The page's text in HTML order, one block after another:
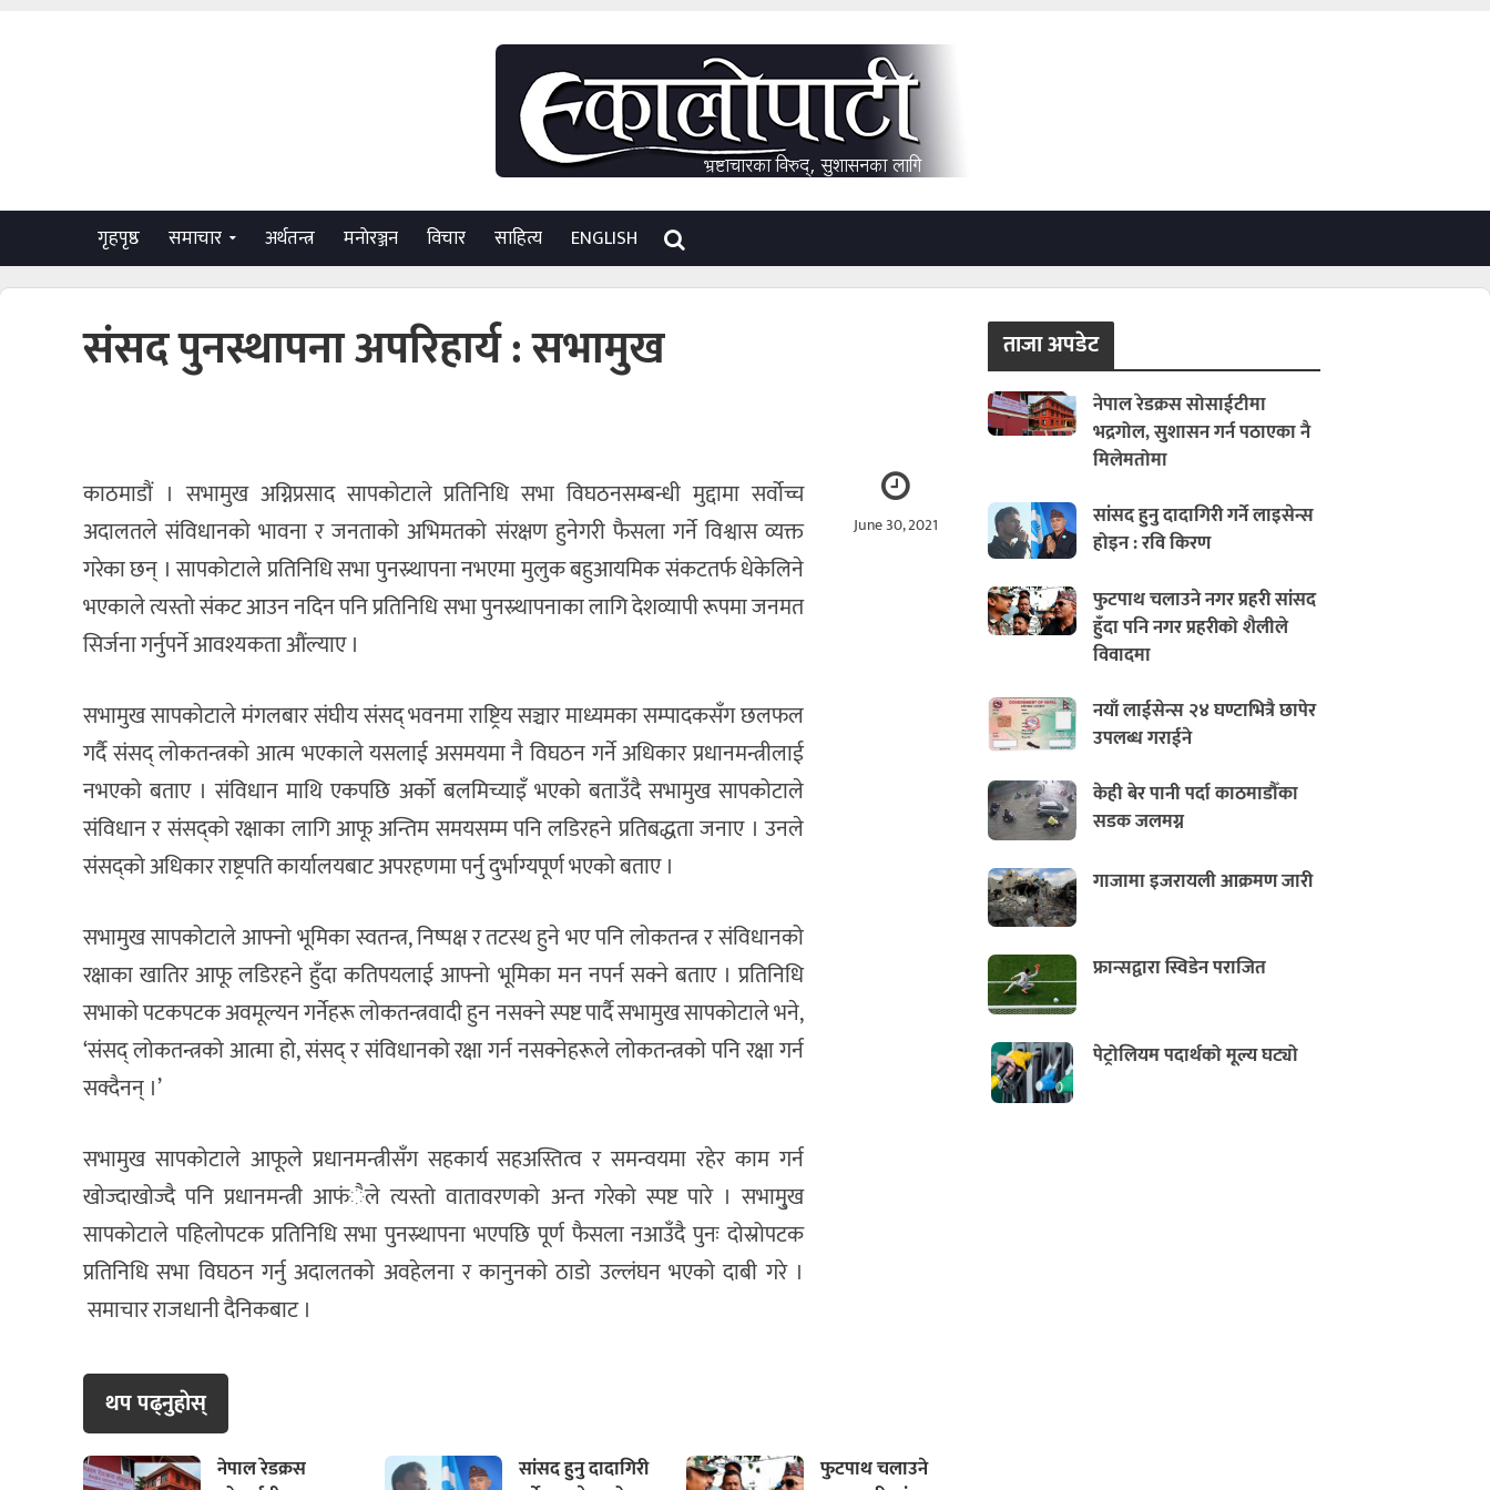
गृहपृष्ठ समाचार अर्थतन्त्र मनाेरञ्जन विचार साहित्य ENGLISH
संसद पुनस्थापना अपरिहार्य : सभामुख
June 30, 2021
काठमाडौं । सभामुख अग्निप्रसाद सापकोटाले प्रतिनिधि सभा विघठनसम्बन्धी मुद्दामा सर्वोच्च
अदालतले संविधानको भावना र जनताको अभिमतको संरक्षण हुनेगरी फैसला गर्ने विश्वास व्यक्त
गरेका छन् । सापकोटाले प्रतिनिधि सभा पुनस्र्थापना नभएमा मुलुक बहुआयमिक संकटतर्फ धेकेलिने
भएकाले त्यस्तो संकट आउन नदिन पनि प्रतिनिधि सभा पुनस्र्थापनाका लागि देशव्यापी रूपमा जनमत
सिर्जना गर्नुपर्ने आवश्यकता औंल्याए ।
सभामुख सापकोटाले मंगलबार संघीय संसद् भवनमा राष्ट्रिय सञ्चार माध्यमका सम्पादकसँग छलफल
गर्दै संसद् लोकतन्त्रको आत्म भएकाले यसलाई असमयमा नै विघठन गर्ने अधिकार प्रधानमन्त्रीलाई
नभएको बताए । संविधान माथि एकपछि अर्को बलमिच्याइँ भएको बताउँदै सभामुख सापकोटाले
संविधान र संसद्को रक्षाका लागि आफू अन्तिम समयसम्म पनि लडिरहने प्रतिबद्धता जनाए । उनले
संसद्को अधिकार राष्ट्रपति कार्यालयबाट अपरहणमा पर्नु दुर्भाग्यपूर्ण भएको बताए ।
सभामुख सापकोटाले आफ्नो भूमिका स्वतन्त्र, निष्पक्ष र तटस्थ हुने भए पनि लोकतन्त्र र संविधानको
रक्षाका खातिर आफू लडिरहने हुँदा कतिपयलाई आफ्नो भूमिका मन नपर्न सक्ने बताए । प्रतिनिधि
सभाको पटकपटक अवमूल्यन गर्नेहरू लोकतन्त्रवादी हुन नसक्ने स्पष्ट पार्दै सभामुख सापकोटाले भने,
‘संसद् लोकतन्त्रको आत्मा हो, संसद् र संविधानको रक्षा गर्न नसक्नेहरूले लोकतन्त्रको पनि रक्षा गर्न
सक्दैनन् ।’
सभामुख सापकोटाले आफूले प्रधानमन्त्रीसँग सहकार्य सहअस्तित्व र समन्वयमा रहेर काम गर्न
खोज्दाखोज्दै पनि प्रधानमन्त्री आफंैले त्यस्तो वातावरणको अन्त गरेको स्पष्ट पारे । सभामु्ख
सापकोटाले पहिलोपटक प्रतिनिधि सभा पुनस्र्थापना भएपछि पूर्ण फैसला नआउँदै पुनः दोस्रोपटक
प्रतिनिधि सभा विघठन गर्नु अदालतको अवहेलना र कानुनको ठाडो उल्लंघन भएको दाबी गरे ।
समाचार राजधानी दैनिकबाट ।
थप पढ्नुहाेस्
नेपाल रेडक्रस
सांसद हुनु दादागिरी
फुटपाथ चलाउने
ताजा अपडेट
नेपाल रेडक्रस सोसाईटीमा
भद्रगोल, सुशासन गर्न पठाएका नै
मिलेमतोमा
सांसद हुनु दादागिरी गर्ने लाइसेन्स
होइन : रवि किरण
फुटपाथ चलाउने नगर प्रहरी सांसद
हुँदा पनि नगर प्रहरीको शैलीले
विवादमा
नयाँ लाईसेन्स २४ घण्टाभित्रै छापेर
उपलब्ध गराईने
केही बेर पानी पर्दा काठमाडौँका
सडक जलमग्न
गाजामा इजरायली आक्रमण जारी
फ्रान्सद्वारा स्विडेन पराजित
पेट्रोलियम पदार्थको मूल्य घट्यो